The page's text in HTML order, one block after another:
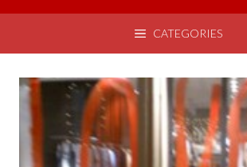
CATEGORIES